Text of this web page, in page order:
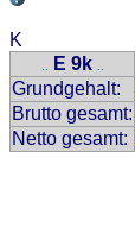
K
.. E 9k ..
Grundgehalt:
Brutto gesamt:
Netto gesamt: